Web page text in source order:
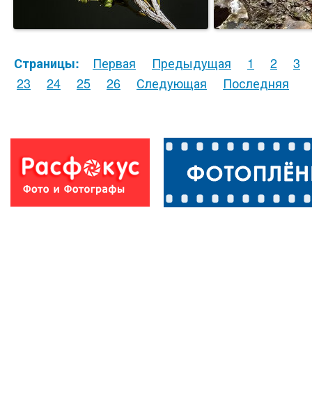
Страницы: Первая Предыдущая 1 2
3
23
24 25 26 Следующая Последняя